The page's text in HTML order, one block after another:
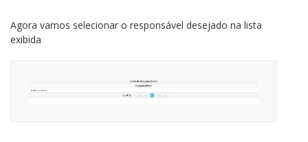
Agora vamos selecionar o responsável desejado na lista
exibida